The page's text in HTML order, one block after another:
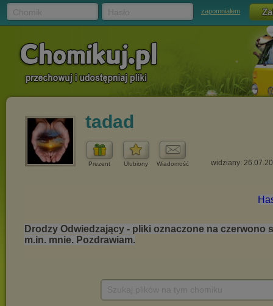
zapomniałem
tadad
Prezent Ulubiony Wiadomość widziany: